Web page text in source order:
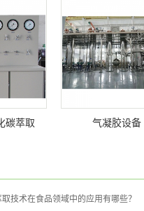
碳萃取 气凝胶设备
技术在食品领域中的应用有哪些？